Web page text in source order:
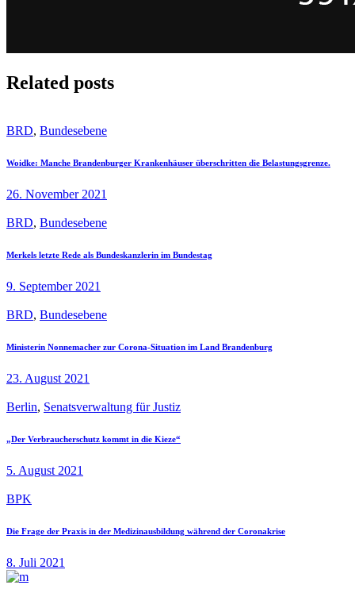
Related posts
BRD, Bundesebene
Woidke: Manche Brandenburger Krankenhäuser überschritten die Belastungsgrenze.
26. November 2021
BRD, Bundesebene
Merkels letzte Rede als Bundeskanzlerin im Bundestag
9. September 2021
BRD, Bundesebene
Ministerin Nonnemacher zur Corona-Situation im Land Brandenburg
23. August 2021
Berlin, Senatsverwaltung für Justiz
„Der Verbraucherschutz kommt in die Kieze“
5. August 2021
BPK
Die Frage der Praxis in der Medizinausbildung während der Coronakrise
8. Juli 2021